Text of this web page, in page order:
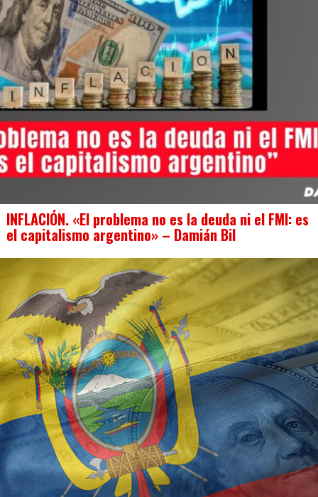
INFLACIÓN. «El problema no es la deuda ni el FMI: es
el capitalismo argentino» – Damián Bil